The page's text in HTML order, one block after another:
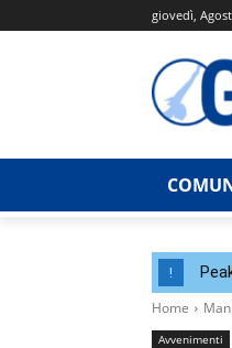
giovedì,
!
Home
Avvenimenti